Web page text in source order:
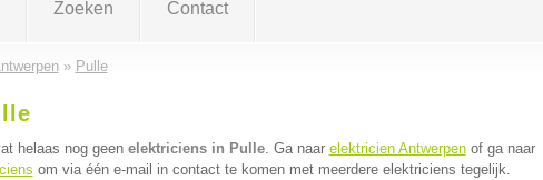
Zoeken Contact
» Pulle
helaas nog geen elektriciens in Pulle. Ga naar elektricien Antwerpenof ga naar
om via één e-mail in contact te komen met meerdere elektriciens tegelijk.